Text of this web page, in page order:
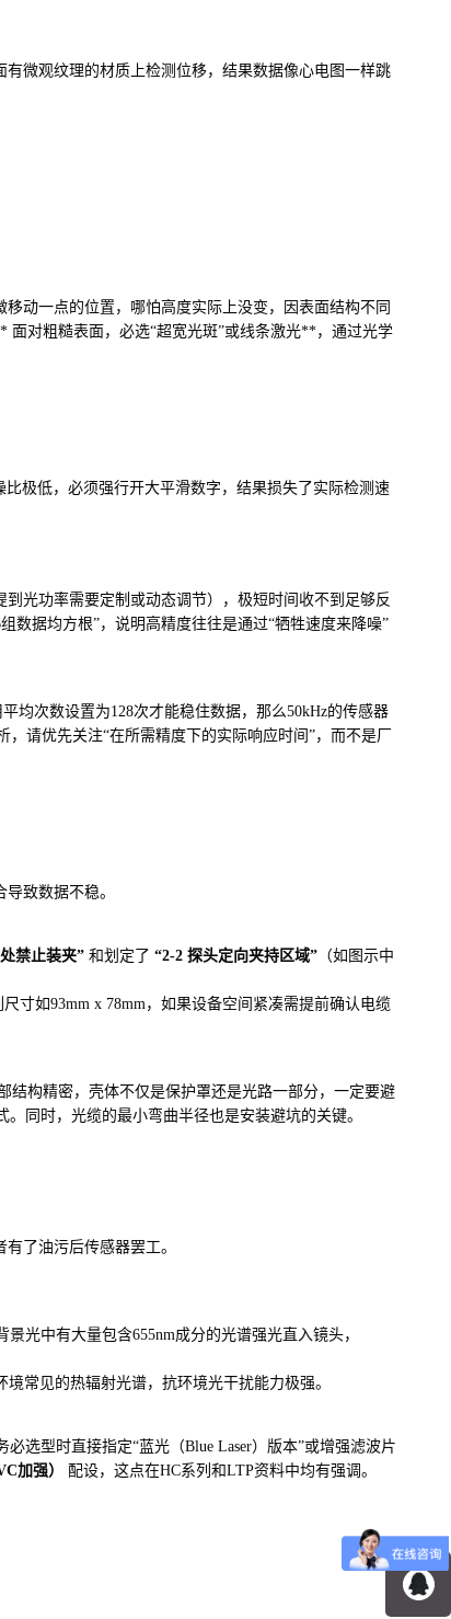
微观纹理的材质上检测位移，结果数据像心电图一样跳
动一点的位置，哪怕高度实际上没变，因表面结构不同
对粗糙表面，必选“超宽光斑”或线条激光**，通过光学
极低，必须强行开大平滑数字，结果损失了实际检测速
光功率需要定制或动态调节），极短时间收不到足够反
数据均方根”，说明高精度往往是通过“牺牲速度来降噪”
均次数设置为128次才能稳住数据，那么50kHz的传感器
请优先关注“在所需精度下的实际响应时间”，而不是厂
致数据不稳。
禁止装夹”和划定了 “2-2 探头定向夹持区域”（如图示中
寸如93mm x 78mm，如果设备空间紧凑需提前确认电缆
结构精密，壳体不仅是保护罩还是光路一部分，一定要避
同时，光缆的最小弯曲半径也是安装避坑的关键。
了油污后传感器罢工。
光中有大量包含655nm成分的光谱强光直入镜头，
常见的热辐射光谱，抗环境光干扰能力极强。
选型时直接指定“蓝光（Blue Laser）版本”或增强滤波片
加强） 配设，这点在HC系列和LTP资料中均有强调。